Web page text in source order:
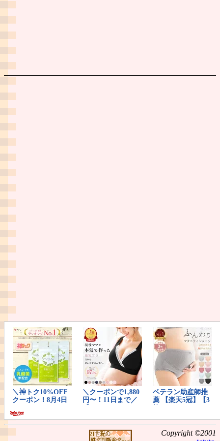
Copyright ©2001